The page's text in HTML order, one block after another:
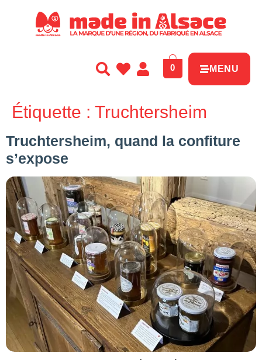
0 MENU
Étiquette : Truchtersheim
Truchtersheim, quand la confiture
s’expose